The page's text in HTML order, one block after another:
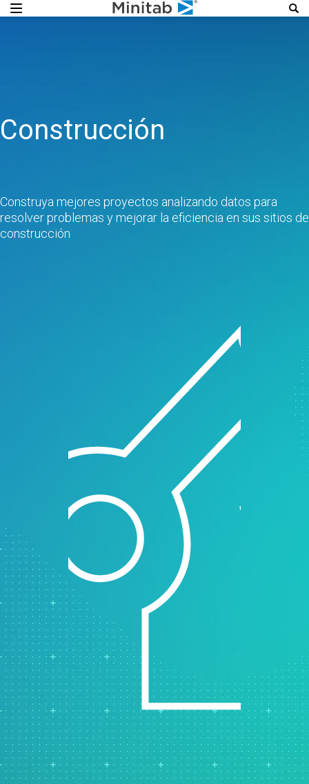
Construcción
Construya mejores proyectos analizando datos para
resolver problemas y mejorar la eficiencia en sus sitios de
construcción